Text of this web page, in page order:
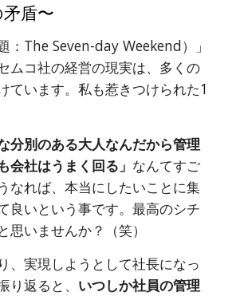
盾〜
：The Seven-day Weekend）」
ムコ社の経営の現実は、多くの
ています。私も惹きつけられた1
分別のある大人なんだから管理
会社はうまく回る」 なんてすご
なれば、本当にしたいことに集
良いという事です。最高のシチ
思いませんか？（笑）
、実現しようとして社長になっ
り返ると、 いつしか社員の管理